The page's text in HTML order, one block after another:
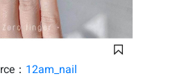
： 12am_nail